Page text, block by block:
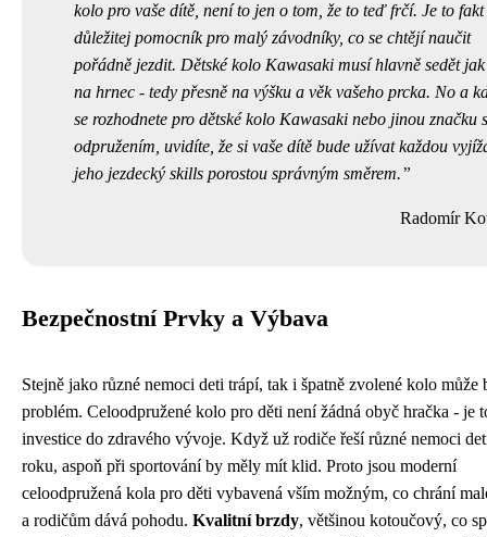
kolo pro vaše dítě, není to jen o tom, že to teď frčí. Je to fakt
důležitej pomocník pro malý závodníky, co se chtějí naučit
pořádně jezdit. Dětské kolo Kawasaki musí hlavně sedět
na hrnec - tedy přesně na výšku a věk vašeho prcka. No a
se rozhodnete pro dětské kolo Kawasaki nebo jinou značku s
odpružením, uvidíte, že si vaše dítě bude užívat každou
jeho jezdecký skills porostou správným směrem.
Radomír
Bezpečnostní Prvky a Výbava
Stejně jako různé nemoci deti trápí, tak i špatně zvolené kolo může
problém. Celoodpružené kolo pro děti není žádná obyč hračka - je
investice do zdravého vývoje. Když už rodiče řeší různé nemoci
roku, aspoň při sportování by měly mít klid. Proto jsou moderní
celoodpružená kola pro děti vybavená vším možným, co chrání
a rodičům dává pohodu. Kvalitní brzdy, většinou kotoučový, co